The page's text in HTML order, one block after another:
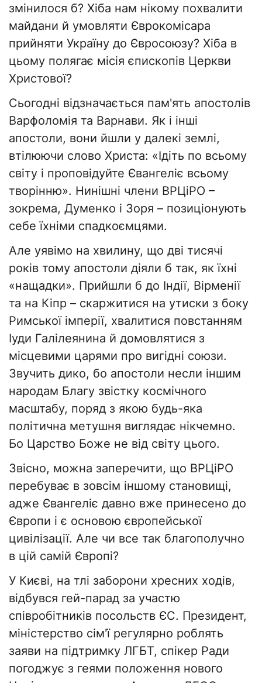
змінилося б? Хіба нам нікому похвалити
майдани й умовляти Єврокомісара
прийняти Україну до Євросоюзу? Хіба в
цьому полягає місія єпископів Церкви
Христової?
Сьогодні відзначається пам'ять апостолів
Варфоломія та Варнави. Як і інші
апостоли, вони йшли у далекі землі,
втілюючи слово Христа: «Ідіть по всьому
світу і проповідуйте Євангеліє всьому
творінню». Нинішні члени ВРЦіРО –
зокрема, Думенко і Зоря – позиціонують
себе їхніми спадкоємцями.
Але уявімо на хвилину, що дві тисячі
років тому апостоли діяли б так, як їхні
«нащадки». Прийшли б до Індії, Вірменії
та на Кіпр – скаржитися на утиски з боку
Римської імперії, хвалитися повстанням
Іуди Галілеянина й домовлятися з
місцевими царями про вигідні союзи.
Звучить дико, бо апостоли несли іншим
народам Благу звістку космічного
масштабу, поряд з якою будь-яка
політична метушня виглядає нікчемно.
Бо Царство Боже не від світу цього.
Звісно, можна заперечити, що ВРЦіРО
перебуває в зовсім іншому становищі,
адже Євангеліє давно вже принесено до
Європи і є основою європейської
цивілізації. Але чи все так благополучно
в цій самій Європі?
У Києві, на тлі заборони хресних ходів,
відбувся гей-парад за участю
співробітників посольств ЄС. Президент,
міністерство сім'ї регулярно роблять
заяви на підтримку ЛГБТ, спікер Ради
погоджує з геями положення нового